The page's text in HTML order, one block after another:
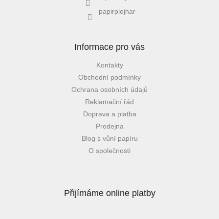
papirplojhar
Informace pro vás
Kontakty
Obchodní podmínky
Ochrana osobních údajů
Reklamační řád
Doprava a platba
Prodejna
Blog s vůní papíru
O společnosti
Přijímáme online platby